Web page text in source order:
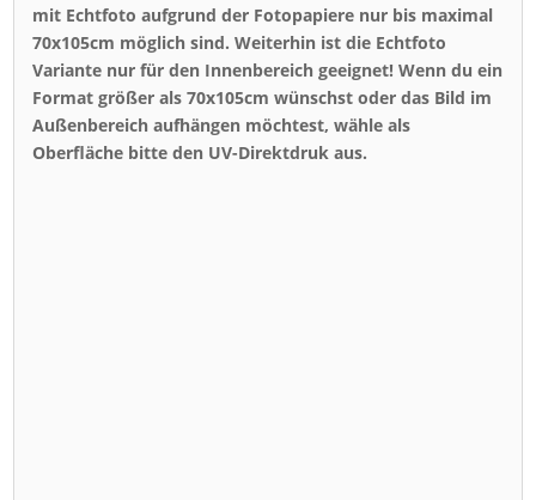
mit Echtfoto aufgrund der Fotopapiere nur bis maximal
70x105cm möglich sind. Weiterhin ist die Echtfoto
Variante nur für den Innenbereich geeignet! Wenn du ein
Format größer als 70x105cm wünschst oder das Bild im
Außenbereich aufhängen möchtest, wähle als
Oberfläche bitte den UV-Direktdruk aus.